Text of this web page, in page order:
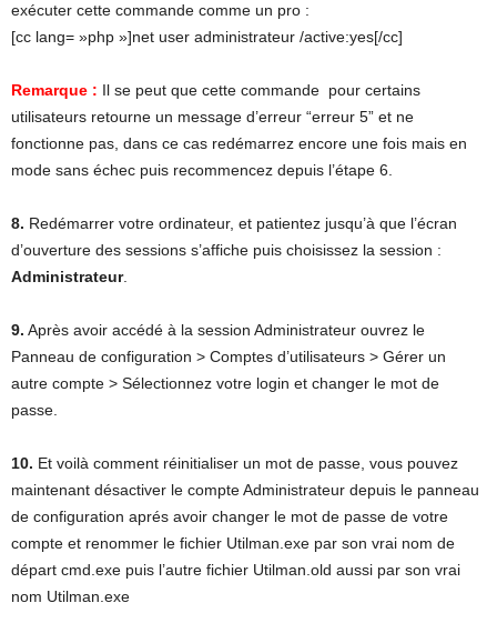
exécuter cette commande comme un pro :
[cc lang= »php »]net user administrateur /active:yes[/cc]
Remarque : Il se peut que cette commande pour certains
utilisateurs retourne un message d’erreur “erreur 5” et ne
fonctionne pas, dans ce cas redémarrez encore une fois mais en
mode sans échec puis recommencez depuis l’étape 6.
8. Redémarrer votre ordinateur, et patientez jusqu’à que l’écran
d’ouverture des sessions s’affiche puis choisissez la session :
Administrateur.
9. Après avoir accédé à la session Administrateur ouvrez le
Panneau de configuration > Comptes d’utilisateurs > Gérer un
autre compte > Sélectionnez votre login et changer le mot de
passe.
10. Et voilà comment réinitialiser un mot de passe, vous pouvez
maintenant désactiver le compte Administrateur depuis le panneau
de configuration aprés avoir changer le mot de passe de votre
compte et renommer le fichier Utilman.exe par son vrai nom de
départ cmd.exe puis l’autre fichier Utilman.old aussi par son vrai
nom Utilman.exe